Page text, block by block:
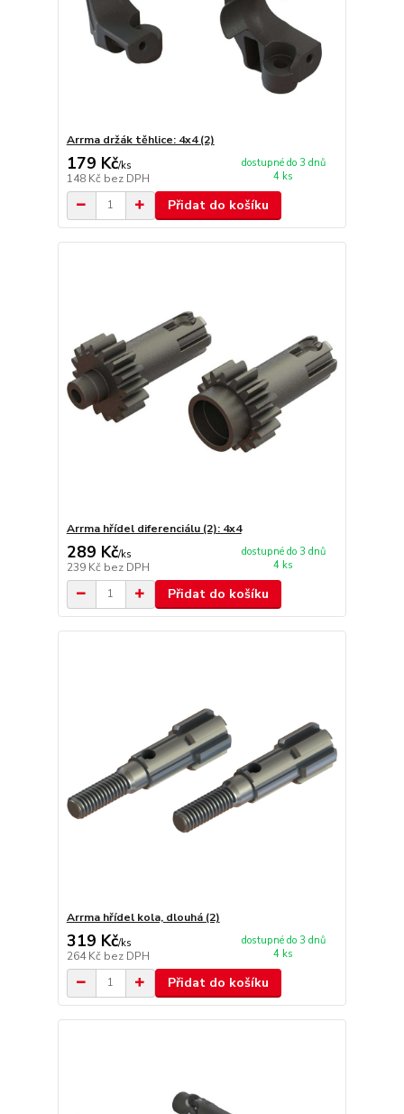
Arrma držák těhlice: 4x4 (2)
179 Kč/ks
148 Kč bez DPH
dostupné do 3 dnů
4 ks
Přidat do košíku
Arrma hřídel diferenciálu (2): 4x4
289 Kč/ks
239 Kč bez DPH
dostupné do 3 dnů
4 ks
Přidat do košíku
Arrma hřídel kola, dlouhá (2)
319 Kč/ks
264 Kč bez DPH
dostupné do 3 dnů
4 ks
Přidat do košíku